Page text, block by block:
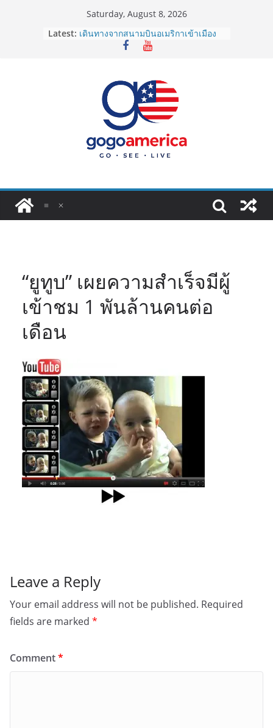
Saturday, August 8, 2026
Latest: เดินทางจากสนามบินอเมริกาเข้าเมือง
2026: LAX, JFK, SFO ไปยังไงดี?
ประเทศต้องรู้
ซิมการ์ดอเมริกา 2026: ใช้ยี่ห้อไหนดี
ที่สุด? เปรียบเทียบครบจบในบทความ
โอนเงินจากอเมริกากลับไทย ใช้วิธีไหน
ประหยัดและคุ้มที่สุดในปี 2026?
VPN สำหรับใช้ในอเมริกา 2026: ตัว
“ยูทูบ” เผยความสำเร็จมีผู้
เข้าชม 1 พันล้านคนต่อ
เดือน
Leave a Reply
Your email address will not be published. Required
fields are marked *
Comment*